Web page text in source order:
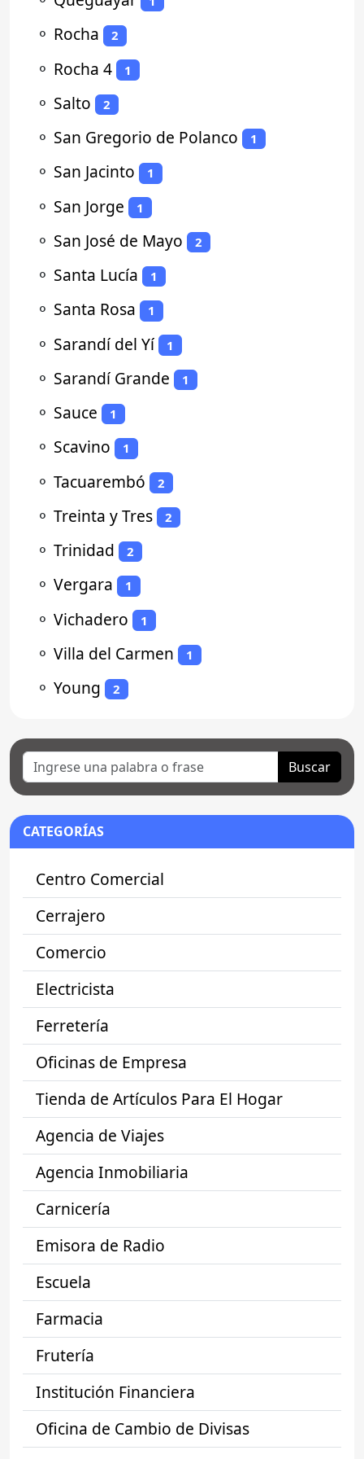
⚬ Rocha 2
⚬ Rocha 4 1
⚬ Salto 2
⚬ San Gregorio de Polanco 1
⚬ San Jacinto 1
⚬ San Jorge 1
⚬ San José de Mayo 2
⚬ Santa Lucía 1
⚬ Santa Rosa 1
⚬ Sarandí del Yí 1
⚬ Sarandí Grande 1
⚬ Sauce 1
⚬ Scavino 1
⚬ Tacuarembó 2
⚬ Treinta y Tres 2
⚬ Trinidad 2
⚬ Vergara 1
⚬ Vichadero 1
⚬ Villa del Carmen 1
⚬ Young 2
Buscar
CATEGORÍAS
Centro Comercial
Cerrajero
Comercio
Electricista
Ferretería
Oficinas de Empresa
Tienda de Artículos Para El Hogar
Agencia de Viajes
Agencia Inmobiliaria
Carnicería
Emisora de Radio
Escuela
Farmacia
Frutería
Institución Financiera
Oficina de Cambio de Divisas